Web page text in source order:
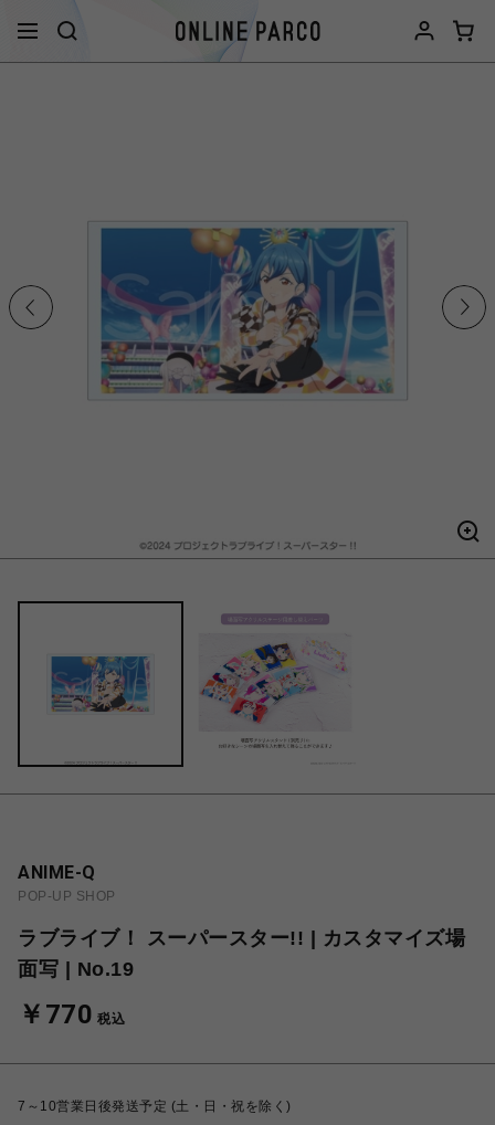
ANIME-Q
POP-UP SHOP
ラブライブ！ スーパースター!! | カスタマイズ場
面写 | No.19
￥770 税込
7～10営業日後発送予定 (土・日・祝を除く)